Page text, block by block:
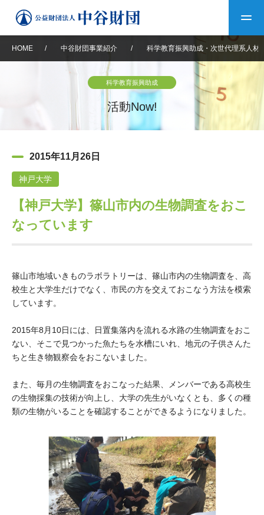
中谷財団について
設立趣意書
沿革 40年史デジタルブック
役員・評議員 公開情報
中谷財団事業紹介
神戸賞 長期大型研究助成
大学院生奨学金
国際学生交流プログラ
ム
科学教育振興助成・
次世代理系人材育成プ
ログラム助成
その他情報
アクセス よくあるご質問
サイトマップ 中谷財団アーカイブ
日本語
HOME / 中谷財団事業紹介 / 科学教育振興助成・次世代理系人材
科学教育振興助成
活動Now!
2015年11月26日
神戸大学
【神戸大学】篠山市内の生物調査をおこ
なっています
篠山市地域いきものラボラトリーは、篠山市内の生物調査を、高
校生と大学生だけでなく、市民の方を交えておこなう方法を模索
しています。
2015年8月10日には、日置集落内を流れる水路の生物調査をおこ
ない、そこで見つかった魚たちを水槽にいれ、地元の子供さんた
ちと生き物観察会をおこないました。
また、毎月の生物調査をおこなった結果、メンバーである高校生
の生物採集の技術が向上し、大学の先生がいなくとも、多くの種
類の生物がいることを確認することができるようになりました。